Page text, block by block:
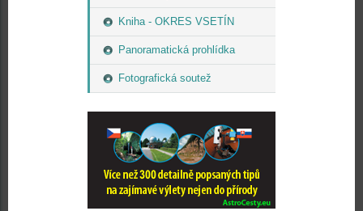
Kniha - OKRES VSETÍN
Panoramatická prohlídka
Fotografická soutež